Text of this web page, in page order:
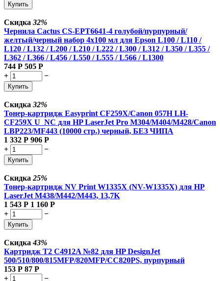
Купить
Скидка 32%
Чернила Cactus CS-EPT6641-4 голубой/пурпурный/
желтый/черный набор 4x100 мл для Epson L100 / L110 /
L120 / L132 / L200 / L210 / L222 / L300 / L312 / L350 / L355 /
L362 / L366 / L456 / L550 / L555 / L566 / L1300
744 Р 505 Р
+
−
Купить
Скидка 32%
Тонер-картридж Easyprint CF259X/Canon 057H LH-
CF259X U_NC для HP LaserJet Pro M304/M404/M428/Canon
LBP223/MF443 (10000 стр.) черный, БЕЗ ЧИПА
1 332 Р 906 Р
+
−
Купить
Скидка 25%
Тонер-картридж NV Print W1335X (NV-W1335X) для HP
LaserJet M438/M442/M443, 13,7K
1 543 Р 1 160 Р
+
−
Купить
Скидка43%
Картридж T2 C4912A №82 для HP DesignJet
500/510/800/815MFP/820MFP/CC820PS, пурпурный
153 Р 87 Р
+
−